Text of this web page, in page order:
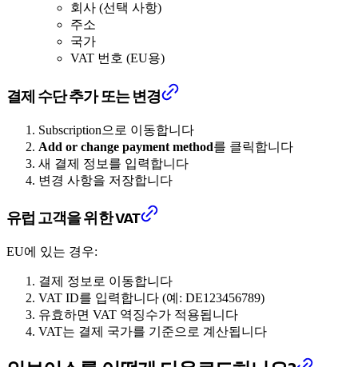
회사 (선택 사항)
주소
국가
VAT 번호 (EU용)
결제 수단 추가 또는 변경
Subscription으로 이동합니다
Add or change payment method를 클릭합니다
새 결제 정보를 입력합니다
변경 사항을 저장합니다
유럽 고객을 위한 VAT
EU에 있는 경우:
결제 정보로 이동합니다
VAT ID를 입력합니다 (예: DE123456789)
유효하면 VAT 역징수가 적용됩니다
VAT는 결제 국가를 기준으로 계산됩니다